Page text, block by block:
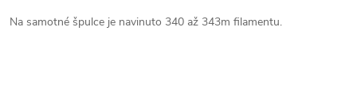
Na samotné špulce je navinuto 340 až 343m filamentu.